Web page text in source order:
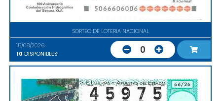
SORTEO DE LOTERIA NACIONAL
15/08/2026
10 DISPONIBLES 0